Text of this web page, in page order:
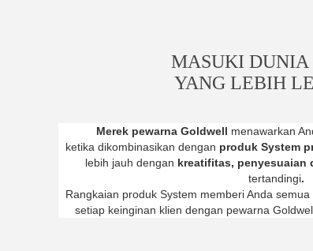
MASUKI DUNIA
YANG LEBIH
Merek pewarna Goldwell menawarkan
ketika dikombinasikan dengan produk System
lebih jauh dengan kreatifitas, penyesuaian
tertandingi.
Rangkaian produk System memberi Anda
setiap keinginan klien dengan pewarna